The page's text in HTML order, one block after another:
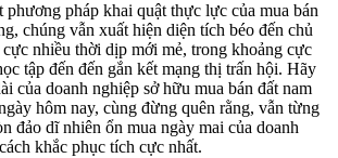
phương pháp khai quật thực lực của mua bán
chúng vẫn xuất hiện diện tích béo đến chủ
nhiều thời dịp mới mẻ, trong khoảng cực
tập đến đến gắn kết mạng thị trấn hội. Hãy
của doanh nghiệp sở hữu mua bán đất nam
hôm nay, cùng đừng quên rằng, vẫn từng
đảo dĩ nhiên ổn mua ngày mai của doanh
khắc phục tích cực nhất.